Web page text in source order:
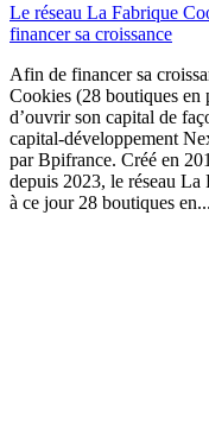
Le réseau La Fabrique
financer sa croissance
Afin de financer sa
Cookies (28 boutiques en
d’ouvrir son capital de
capital-développement
par Bpifrance. Créé en
depuis 2023, le réseau
à ce jour 28 boutiques en...